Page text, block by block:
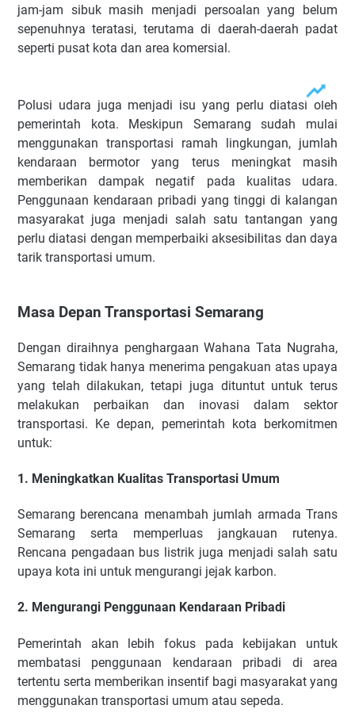
jam-jam sibuk masih menjadi persoalan yang belum
sepenuhnya teratasi, terutama di daerah-daerah padat
seperti pusat kota dan area komersial.
Polusi udara juga menjadi isu yang perlu diatasi oleh
pemerintah kota. Meskipun Semarang sudah mulai
menggunakan transportasi ramah lingkungan, jumlah
kendaraan bermotor yang terus meningkat masih
memberikan dampak negatif pada kualitas udara.
Penggunaan kendaraan pribadi yang tinggi di kalangan
masyarakat juga menjadi salah satu tantangan yang
perlu diatasi dengan memperbaiki aksesibilitas dan daya
tarik transportasi umum.
Masa Depan Transportasi Semarang
Dengan diraihnya penghargaan Wahana Tata Nugraha,
Semarang tidak hanya menerima pengakuan atas upaya
yang telah dilakukan, tetapi juga dituntut untuk terus
melakukan perbaikan dan inovasi dalam sektor
transportasi. Ke depan, pemerintah kota berkomitmen
untuk:
1. Meningkatkan Kualitas Transportasi Umum
Semarang berencana menambah jumlah armada Trans
Semarang serta memperluas jangkauan rutenya.
Rencana pengadaan bus listrik juga menjadi salah satu
upaya kota ini untuk mengurangi jejak karbon.
2. Mengurangi Penggunaan Kendaraan Pribadi
Pemerintah akan lebih fokus pada kebijakan untuk
membatasi penggunaan kendaraan pribadi di area
tertentu serta memberikan insentif bagi masyarakat yang
menggunakan transportasi umum atau sepeda.